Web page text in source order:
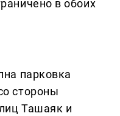
в обоих
парковка
стороны
Ташаяк и